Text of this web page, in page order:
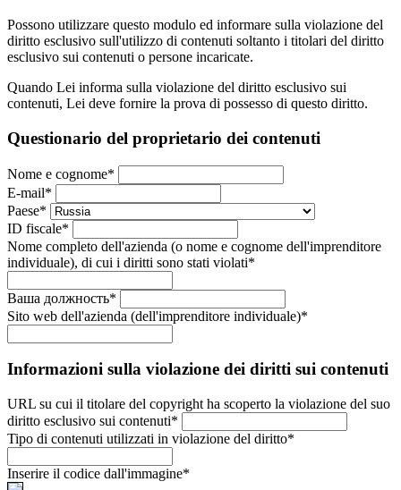
Possono utilizzare questo modulo ed informare sulla violazione del
diritto esclusivo sull'utilizzo di contenuti soltanto i titolari del diritto
esclusivo sui contenuti o persone incaricate.
Quando Lei informa sulla violazione del diritto esclusivo sui
contenuti, Lei deve fornire la prova di possesso di questo diritto.
Questionario del proprietario dei contenuti
Nome e cognome*
E-mail*
Paese*
ID fiscale*
Nome completo dell'azienda (o nome e cognome dell'imprenditore
individuale), di cui i diritti sono stati violati*
Ваша должность*
Sito web dell'azienda (dell'imprenditore individuale)*
Informazioni sulla violazione dei diritti sui contenuti
URL su cui il titolare del copyright ha scoperto la violazione del suo
diritto esclusivo sui contenuti*
Tipo di contenuti utilizzati in violazione del diritto*
Inserire il codice dall'immagine*